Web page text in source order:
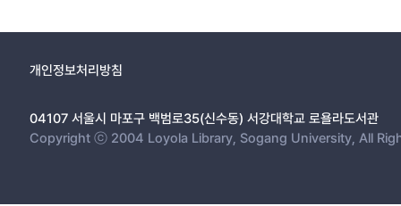
개인정보처리방침
04107 서울시 마포구 백범로35(신수동) 서강대학교 로욜라도서관
Copyright ⓒ 2004 Loyola Library, Sogang University, All